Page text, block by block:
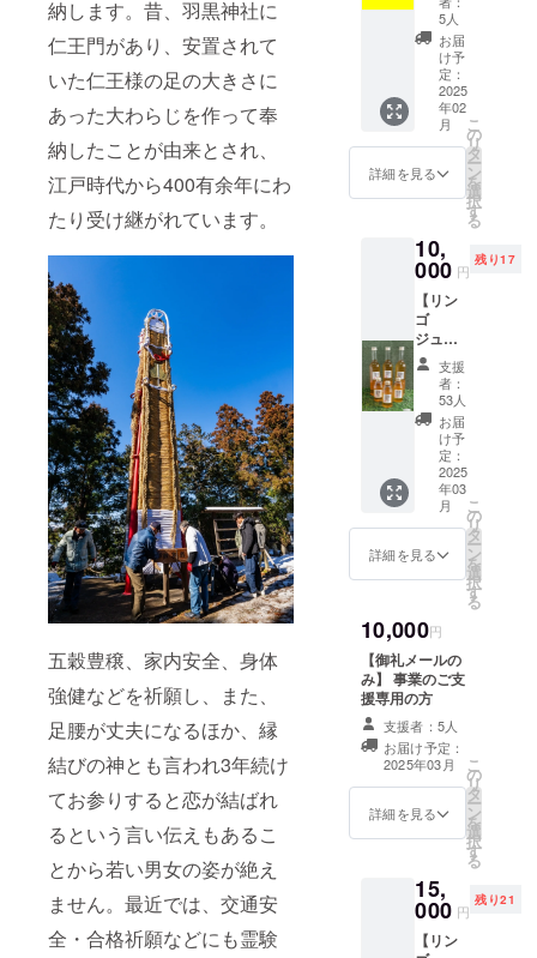
納します。昔、羽黒神社に
仁王門があり、安置されて
いた仁王様の足の大きさに
あった大わらじを作って奉
納したことが由来とされ、
江戸時代から400有余年にわ
たり受け継がれています。
五穀豊穣、家内安全、身体
強健などを祈願し、また、
足腰が丈夫になるほか、縁
結びの神とも言われ3年続け
てお参りすると恋が結ばれ
るという言い伝えもあるこ
とから若い男女の姿が絶え
ません。最近では、交通安
全・合格祈願などにも霊験
我々福
島青年
会議所
メン
バーで
一生懸
命制作
いたし
ます。
度（手
作りの
きさ多
少違い
ます）
・素
材：藁
・個
数：1個
【福男
福女競
走記念
手拭
い】 今
年限定
デザイ
日競走
に参加
しない
と入手
するこ
とがで
きない
貴重な
手拭い
です。
縁起が
いいの
記念に
お持ち
くださ
いま
カー食
券】ご
家族で
来られ
る方
や、お
腹いっ
ぱい食
べて楽
しみた
食分」
の食事
チケッ
トを提
供しま
す。
【メ
ニュー
】 ポー
玉おに
ぎり、
豚汁う
どん、
浜のデ
カ唐揚
げ、米
粉ワッ
お届け
体：食
事チ
ケット
を郵送
5人
お届
け予
定：
2025
年02
月
詳細を見る
こ
の
リ
タ
ー
ン
を
選
択
す
る
10,
000 円
残り17
【リン
ゴ
ジュー
ス】 福
島ユナ
イテッ
ドFCと
コラボ
レー
ショ
ン！
チーム
が運営
する農
業部で
わった
りんご
を使用
した
ジュー
スを提
供しま
リンゴ
ジュー
１：1本
200ml
サイズ
を3本
支援
者：
53人
お届
け予
定：
2025
年03
月
詳細を見る
こ
の
リ
タ
ー
ン
を
選
択
す
る
10,000円
【御礼メールの
み】 事業のご支
援専用の方
支援者：5人
お届け予定：
2025年03月
詳細を見る
こ
の
リ
タ
ー
ン
を
選
択
す
る
15,
000 円
残り21
【リン